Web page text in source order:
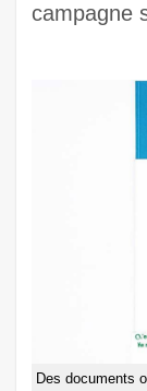
campagne
Des documents